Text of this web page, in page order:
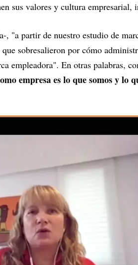
sus valores y cultura empresarial,
, "a partir de nuestro estudio de
que sobresalieron por cómo
empleadora". En otras palabras,
empresa es lo que somos y lo